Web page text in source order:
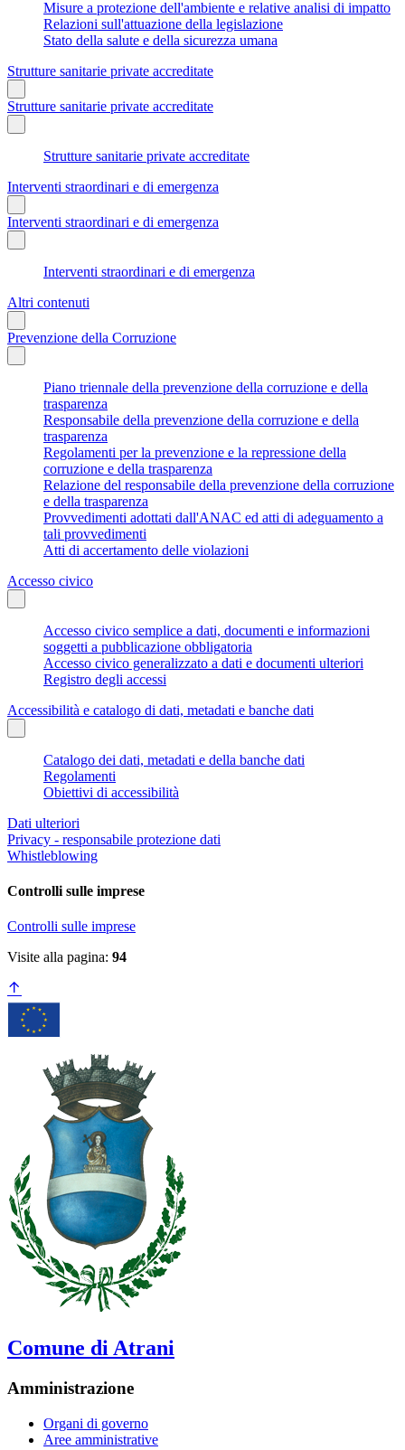
Misure a protezione dell'ambiente e relative analisi di impatto
Relazioni sull'attuazione della legislazione
Stato della salute e della sicurezza umana
Strutture sanitarie private accreditate
Strutture sanitarie private accreditate
Strutture sanitarie private accreditate
Interventi straordinari e di emergenza
Interventi straordinari e di emergenza
Interventi straordinari e di emergenza
Altri contenuti
Prevenzione della Corruzione
Piano triennale della prevenzione della corruzione e della
trasparenza
Responsabile della prevenzione della corruzione e della
trasparenza
Regolamenti per la prevenzione e la repressione della
corruzione e della trasparenza
Relazione del responsabile della prevenzione della corruzione
e della trasparenza
Provvedimenti adottati dall'ANAC ed atti di adeguamento a
tali provvedimenti
Atti di accertamento delle violazioni
Accesso civico
Accesso civico semplice a dati, documenti e informazioni
soggetti a pubblicazione obbligatoria
Accesso civico generalizzato a dati e documenti ulteriori
Registro degli accessi
Accessibilità e catalogo di dati, metadati e banche dati
Catalogo dei dati, metadati e della banche dati
Regolamenti
Obiettivi di accessibilità
Dati ulteriori
Privacy - responsabile protezione dati
Whistleblowing
Controlli sulle imprese
Controlli sulle imprese
Visite alla pagina: 94
Comune di Atrani
Amministrazione
Organi di governo
Aree amministrative